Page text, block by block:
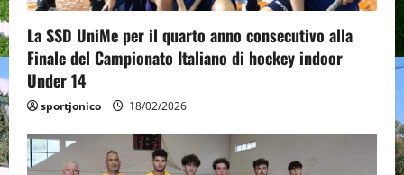
La SSD UniMe per il quarto anno consecutivo alla
Finale del Campionato Italiano di hockey indoor
Under 14
sportjonico 18/02/2026